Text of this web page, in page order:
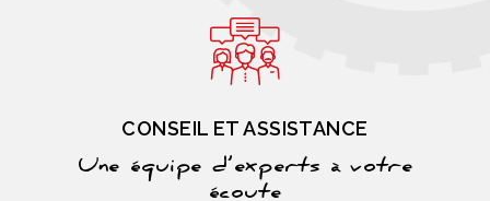
CONSEIL ET ASSISTANCE
Une équipe d’experts à votre
écoute